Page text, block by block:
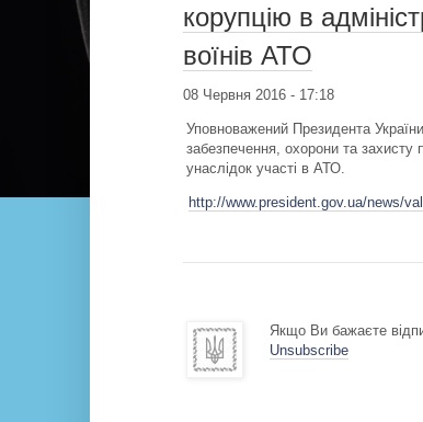
корупцію в
воїнів АТО
08 Червня 2016 - 17:18
Уповноважений Президента
забезпечення, охорони та захисту
унаслідок участі в АТО.
http://www.president.gov.ua/news/
Якщо Ви бажаєте
Unsubscribe